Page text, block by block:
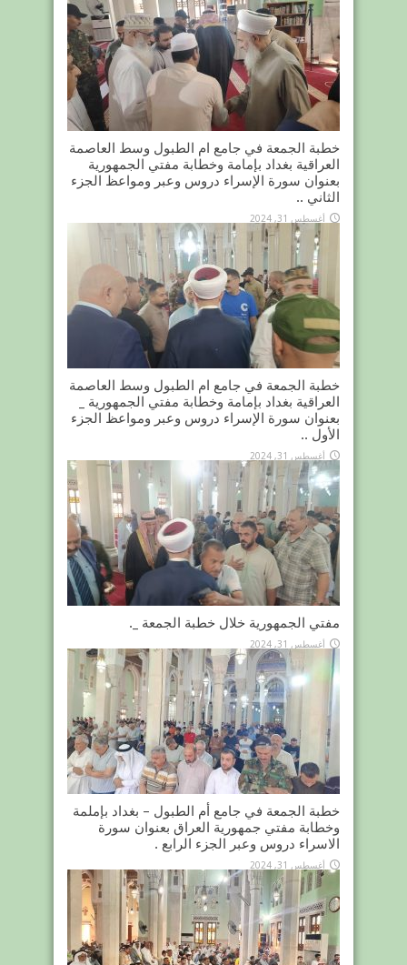
خطبة الجمعة في جامع ام الطبول وسط العاصمة
العراقية بغداد بإمامة وخطابة مفتي الجمهورية
بعنوان سورة الإسراء دروس وعبر ومواعظ الجزء
الثاني ..
أغسطس 31, 2024
خطبة الجمعة في جامع ام الطبول وسط العاصمة
العراقية بغداد بإمامة وخطابة مفتي الجمهورية _
بعنوان سورة الإسراء دروس وعبر ومواعظ الجزء
الأول ..
أغسطس 31, 2024
مفتي الجمهورية خلال خطبة الجمعة _.
أغسطس 31, 2024
خطبة الجمعة في جامع أم الطبول – بغداد بإملمة
وخطابة مفتي جمهورية العراق بعنوان سورة
الاسراء دروس وعبر الجزء الرابع .
أغسطس 31, 2024